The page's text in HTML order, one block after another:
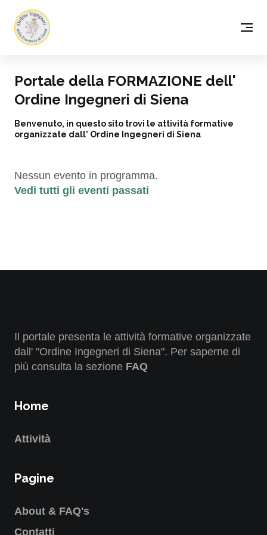
Portale della FORMAZIONE dell'
Ordine Ingegneri di Siena
Benvenuto, in questo sito trovi le attività formative
organizzate dall' Ordine Ingegneri di Siena
Nessun evento in programma.
Vedi tutti gli eventi passati
Il portale presenta le attività formative organizzate
dall' "Ordine Ingegneri di Siena". Per saperne di
più consulta la sezione FAQ
Home
Attività
Pagine
About & FAQ's
Contatti